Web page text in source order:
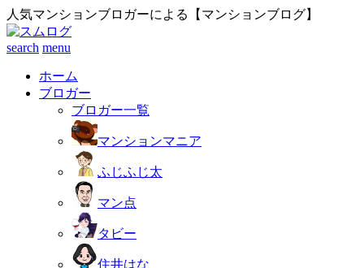
人気マンションブロガーによる【マンションブログ】
search menu
ホーム
ブロガー
ブロガー一覧
マンションマニア
ふじふじ太
マン点
タビー
住井はな